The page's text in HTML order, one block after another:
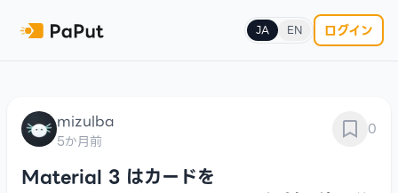
JA EN ログイン
mizulba
5か月前
0
Material 3 はカードを